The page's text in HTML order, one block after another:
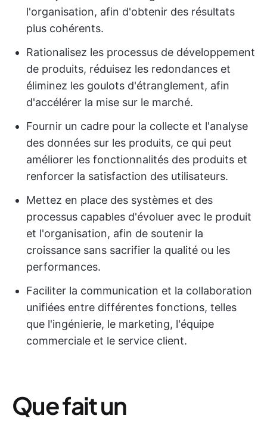
l'organisation, afin d'obtenir des résultats
plus cohérents.
Rationalisez les processus de développement
de produits, réduisez les redondances et
éliminez les goulots d'étranglement, afin
d'accélérer la mise sur le marché.
Fournir un cadre pour la collecte et l'analyse
des données sur les produits, ce qui peut
améliorer les fonctionnalités des produits et
renforcer la satisfaction des utilisateurs.
Mettez en place des systèmes et des
processus capables d'évoluer avec le produit
et l'organisation, afin de soutenir la
croissance sans sacrifier la qualité ou les
performances.
Faciliter la communication et la collaboration
unifiées entre différentes fonctions, telles
que l'ingénierie, le marketing, l'équipe
commerciale et le service client.
Que fait un